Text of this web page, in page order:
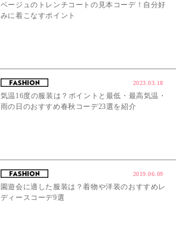
ベージュのトレンチコートの見本コーデ！自分好
みに着こなすポイント
2023.03.18
気温16度の服装は？ポイントと最低・最高気温・
雨の日のおすすめ春秋コーデ23選を紹介
2019.06.09
園遊会に適した服装は？着物や洋装のおすすめレ
ディースコーデ9選